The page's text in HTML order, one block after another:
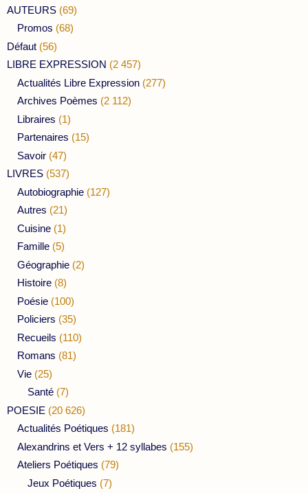
AUTEURS (69)
Promos (68)
Défaut (56)
LIBRE EXPRESSION (2 457)
Actualités Libre Expression (277)
Archives Poèmes (2 112)
Libraires (1)
Partenaires (15)
Savoir (47)
LIVRES (537)
Autobiographie (127)
Autres (21)
Cuisine (1)
Famille (5)
Géographie (2)
Histoire (8)
Poésie (100)
Policiers (35)
Recueils (110)
Romans (81)
Vie (25)
Santé (7)
POESIE (20 626)
Actualités Poétiques (181)
Alexandrins et Vers + 12 syllabes (155)
Ateliers Poétiques (79)
Jeux Poétiques (7)